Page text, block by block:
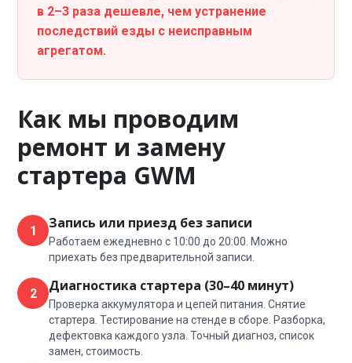
в 2–3 раза дешевле, чем устранение
последствий езды с неисправным
агрегатом.
Как мы проводим
ремонт и замену
стартера GWM
1 Запись или приезд без записи
Работаем ежедневно с 10:00 до 20:00. Можно
приехать без предварительной записи.
2 Диагностика стартера (30–40 минут)
Проверка аккумулятора и цепей питания. Снятие
стартера. Тестирование на стенде в сборе. Разборка,
дефектовка каждого узла. Точный диагноз, список
замен, стоимость.